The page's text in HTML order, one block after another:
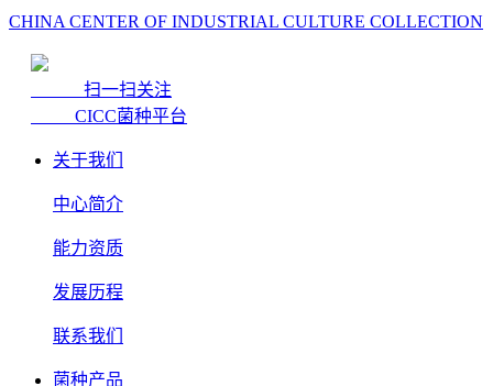
CHINA CENTER OF INDUSTRIAL CULTURE COLLECTION
扫一扫关注
CICC菌种平台
关于我们
中心简介
能力资质
发展历程
联系我们
菌种产品